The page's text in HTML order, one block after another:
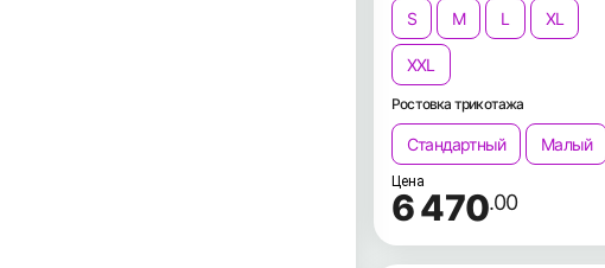
S M L XL
XXL
Ростовка трикотажа
Стандартный Малый
Цена
6 470.00